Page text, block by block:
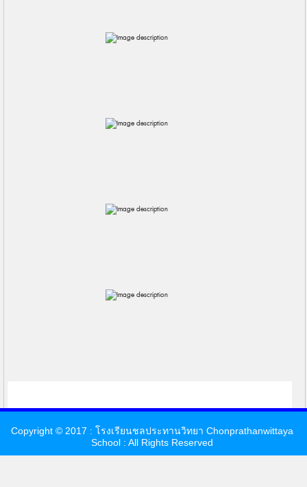
Copyright © 2017 : โรงเรียนชลประทานวิทยา Chonprathanwittaya
School : All Rights Reserved